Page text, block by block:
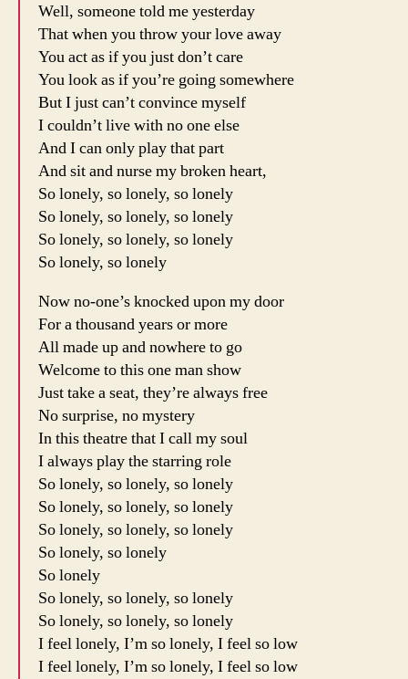
Well, someone told me yesterday
That when you throw your love away
You act as if you just don’t care
You look as if you’re going somewhere
But I just can’t convince myself
I couldn’t live with no one else
And I can only play that part
And sit and nurse my broken heart,
So lonely, so lonely, so lonely
So lonely, so lonely, so lonely
So lonely, so lonely, so lonely
So lonely, so lonely
Now no-one’s knocked upon my door
For a thousand years or more
All made up and nowhere to go
Welcome to this one man show
Just take a seat, they’re always free
No surprise, no mystery
In this theatre that I call my soul
I always play the starring role
So lonely, so lonely, so lonely
So lonely, so lonely, so lonely
So lonely, so lonely, so lonely
So lonely, so lonely
So lonely
So lonely, so lonely, so lonely
So lonely, so lonely, so lonely
I feel lonely, I’m so lonely, I feel so low
I feel lonely, I’m so lonely, I feel so low